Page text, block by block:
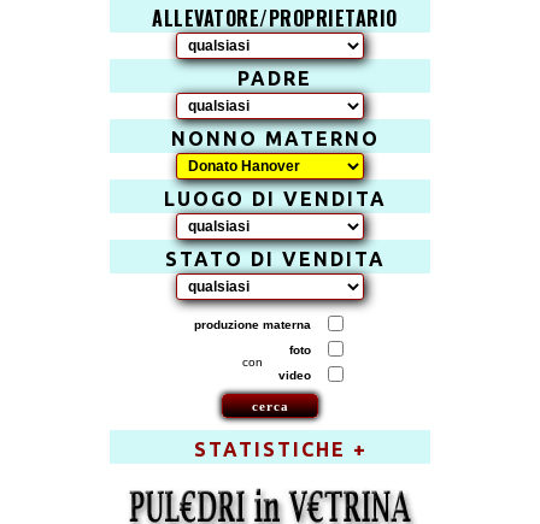
ALLEVATORE/PROPRIETARIO
PADRE
NONNO MATERNO
LUOGO DI VENDITA
STATO DI VENDITA
produzione materna
con
foto
video
STATISTICHE +